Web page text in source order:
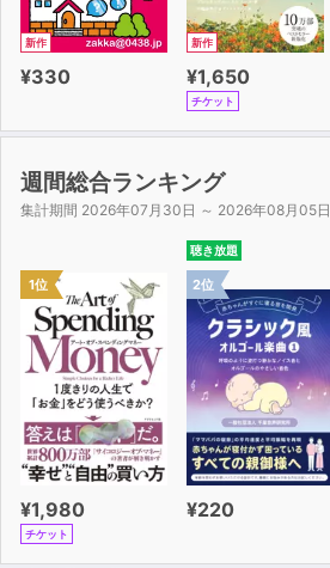
新作
¥330
新作
¥1,650
チケット
週間総合ランキング
集計期間 2026年07月30日 ～ 2026年08月05日
1位
¥1,980
チケット
聴き放題
2位
¥220